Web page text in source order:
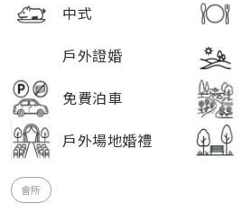
中式
戶外證婚
免費泊車
戶外場地婚禮
會所